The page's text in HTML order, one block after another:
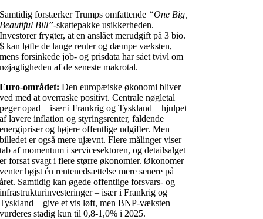
Samtidig forstærker Trumps omfattende “One Big,
Beautiful Bill”-skattepakke usikkerheden.
Investorer frygter, at en anslået merudgift på 3 bio.
$ kan løfte de lange renter og dæmpe væksten,
mens forsinkede job- og prisdata har sået tvivl om
nøjagtigheden af de seneste makrotal.
Euro-området: Den europæiske økonomi bliver
ved med at overraske positivt. Centrale nøgletal
peger opad – især i Frankrig og Tyskland – hjulpet
af lavere inflation og styringsrenter, faldende
energipriser og højere offentlige udgifter. Men
billedet er også mere ujævnt. Flere målinger viser
tab af momentum i servicesektoren, og detailsalget
er forsat svagt i flere større økonomier. Økonomer
venter højst én rentenedsættelse mere senere på
året. Samtidig kan øgede offentlige forsvars- og
infrastrukturinvesteringer – især i Frankrig og
Tyskland – give et vis løft, men BNP-væksten
vurderes stadig kun til 0,8-1,0% i 2025.